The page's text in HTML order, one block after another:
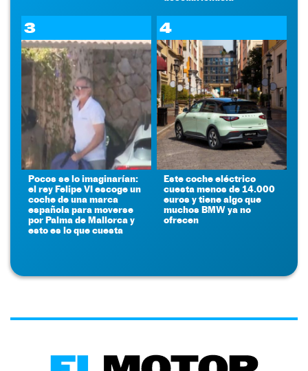
3
Pocos se lo imaginarían:
el rey Felipe VI escoge un
coche de una marca
española para moverse
por Palma de Mallorca y
esto es lo que cuesta
4
Este coche eléctrico
cuesta menos de 14.000
euros y tiene algo que
muchos BMW ya no
ofrecen